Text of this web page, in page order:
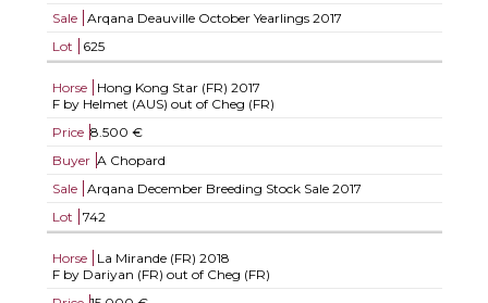
Sale
Arqana Deauville October Yearlings 2017
Lot
625
Horse Hong Kong Star (FR) 2017
F by Helmet (AUS) out of Cheg (FR)
Price 8.500 €
Buyer A Chopard
Sale
Arqana December Breeding Stock Sale 2017
Lot
742
Horse La Mirande (FR) 2018
F by Dariyan (FR) out of Cheg (FR)